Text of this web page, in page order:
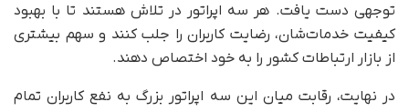
توجهی دست یافت. هر سه اپراتور در تلاش هستند تا با بهبود
کیفیت خدمات‌شان، رضایت کاربران را جلب کنند و سهم بیشتری
از بازار ارتباطات کشور را به خود اختصاص دهند.
در نهایت، رقابت میان این سه اپراتور بزرگ به نفع کاربران تمام